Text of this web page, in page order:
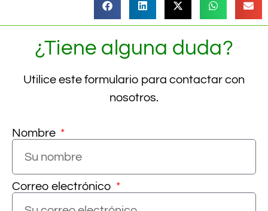
¿Tiene alguna duda?
Utilice este formulario para contactar con
nosotros.
Nombre
Correo electrónico